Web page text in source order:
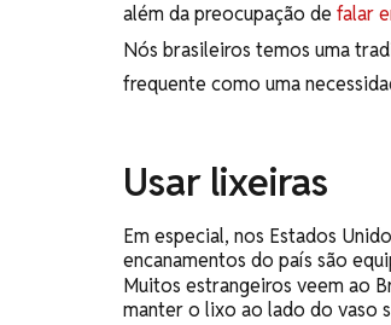
além da preocupação de falar
Nós brasileiros temos uma
frequente como uma
Usar lixeiras
Em especial, nos Estados
encanamentos do país são
Muitos estrangeiros veem ao
manter o lixo ao lado do vaso